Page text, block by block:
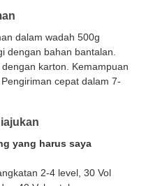
dalam wadah 500g
dengan bahan bantalan.
karton. Kemampuan
cepat dalam 7-
yang harus saya
2-4 level, 30 Vol